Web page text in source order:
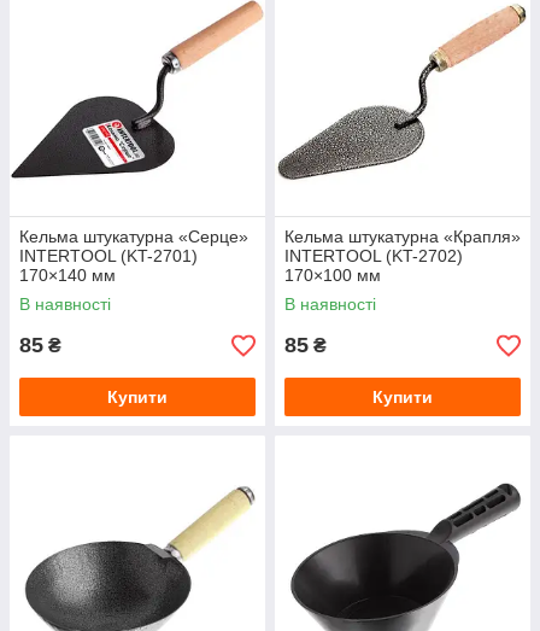
Кельма штукатурна «Серце»
INTERTOOL (KT-2701)
170×140 мм
В наявності
85 ₴
Купити
Кельма штукатурна «Крапля»
INTERTOOL (KT-2702)
170×100 мм
В наявності
85 ₴
Купити